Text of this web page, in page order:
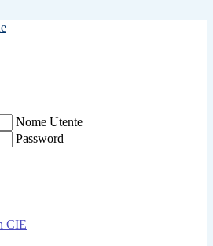
Nome Utente
Password
CIE